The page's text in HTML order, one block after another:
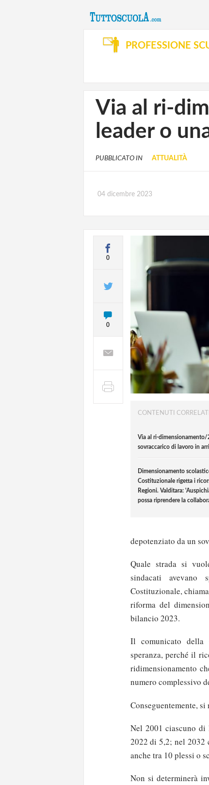
PROFESSIONE
Via al ri-
leader o
PUBBLICATO IN ATTUALITÀ
04 dicembre 2023
0
0
CONTENUTI CORRELATI
Via al ri-dimensionamento/
sovraccarico di lavoro in
Dimensionamento
Costituzionale rigetta i
Regioni. Valditara:
possa riprendere la
depotenziato da un
Quale strada si
sindacati avevano
Costituzionale,
riforma del
bilancio 2023.
Il comunicato della
speranza, perché il
ridimensionamento
numero complessivo
Conseguentemente,
Nel 2001 ciascuno
2022 di 5,2; nel 2032
anche tra 10 plessi o
Non si determinerà